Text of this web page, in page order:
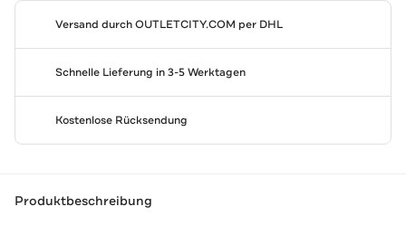
Versand durchOUTLETCITY.COM per DHL
Schnelle Lieferung in 3-5 Werktagen
Kostenlose Rücksendung
Produktbeschreibung